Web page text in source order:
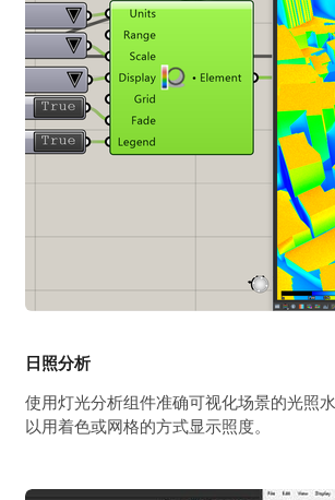
日照分析
使用灯光分析组件准确可视化场景的光照
以用着色或网格的方式显示照度。